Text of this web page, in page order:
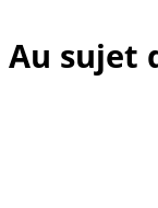
Au sujet